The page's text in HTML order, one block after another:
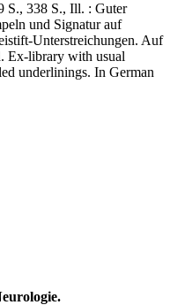
S., 338 S., Ill. : Guter
und Signatur auf
Unterstreichungen. Auf
Ex-library with usual
underlinings. In German